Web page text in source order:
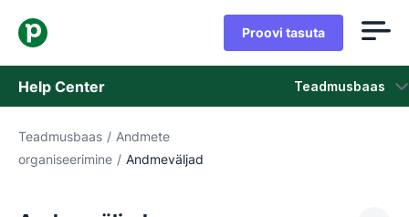
Proovi tasuta
Help Center Teadmusbaas
Teadmusbaas
Teadmusbaas / Andmete
organiseerimine / Andmeväljad